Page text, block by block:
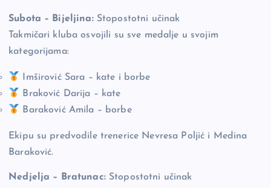
Subota – Bijeljina:Stopostotni učinak
Takmičari kluba osvojili su sve medalje u svojim
kategorijama:
Imširović Sara – kate i borbe
Braković Darija – kate
Baraković Amila – borbe
Ekipu su predvodile trenerice Nevresa Poljić i Medina
Baraković.
Nedjelja – Bratunac:Stopostotni učinak